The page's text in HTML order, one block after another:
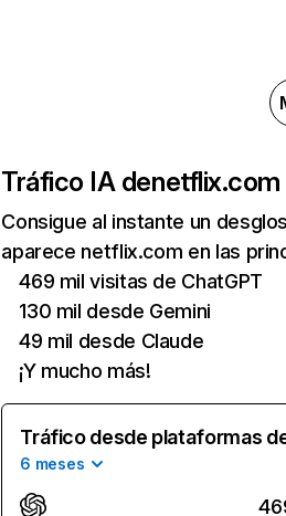
Tráfico IA denetflix.com
Consigue al instante un
aparece netflix.com en las
469 mil visitas de ChatGPT
130 mil desde Gemini
49 mil desde Claude
¡Y mucho más!
Tráfico desde plataformas
6 meses